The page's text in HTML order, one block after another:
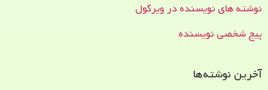
نوشته های نویسنده در ویرگول
پیج شخصی نویسنده
آخرین نوشته‌ها